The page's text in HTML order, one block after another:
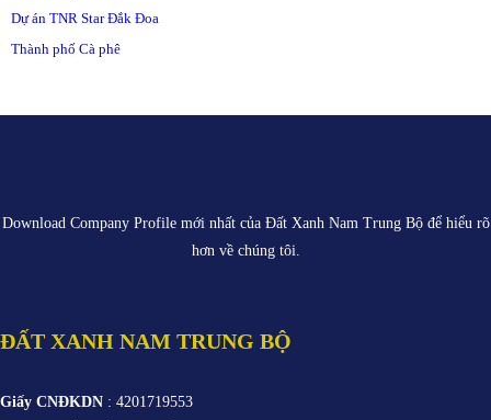
Dự án TNR Star Đắk Đoa
Thành phố Cà phê
Download Company Profile mới nhất của Đất Xanh Nam Trung Bộđể hiểu rõ
hơn về chúng tôi.
ĐẤT XANH NAM TRUNG BỘ
Giấy CNĐKDN : 4201719553